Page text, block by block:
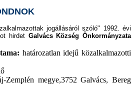
jogállásáról szóló" 1992. évi
hirdet Galvács Község Önkormányzata
határozatlan idejű közalkalmazotti
Zemplén megye,3752 Galvács, Bereg